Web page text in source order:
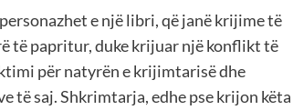
e një libri, që janë krijime të
të papritur, duke krijuar një konflikt të
për natyrën e krijimtarisë dhe
të saj. Shkrimtarja, edhe pse krijon këta